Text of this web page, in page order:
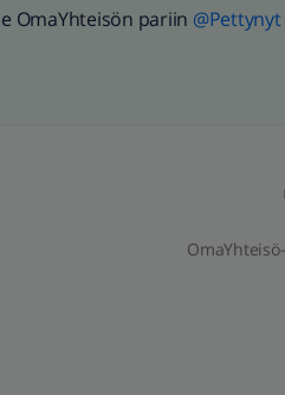
OmaYhteisön pariin